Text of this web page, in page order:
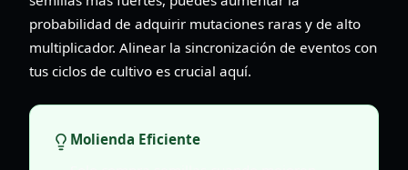
probabilidad de adquirir mutaciones raras y de alto
multiplicador. Alinear la sincronización de eventos con
tus ciclos de cultivo es crucial aquí.
Molienda Eficiente